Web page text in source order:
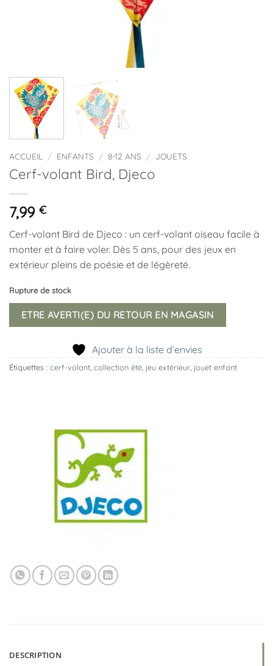
ACCUEIL / ENFANTS / 8-12 ANS / JOUETS
Cerf-volant Bird, Djeco
7,99 €
Cerf-volant Bird de Djeco : un cerf-volant oiseau facile à
monter et à faire voler. Dès 5 ans, pour des jeux en
extérieur pleins de poésie et de légèreté.
Rupture de stock
ETRE AVERTI(E) DU RETOUR EN MAGASIN
Ajouter à la liste d’envies
Étiquettes : cerf-volant collection été jeu extérieur jouet enfant
DESCRIPTION